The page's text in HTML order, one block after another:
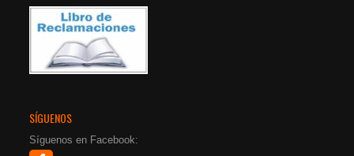
SÍGUENOS
Síguenos en Facebook: